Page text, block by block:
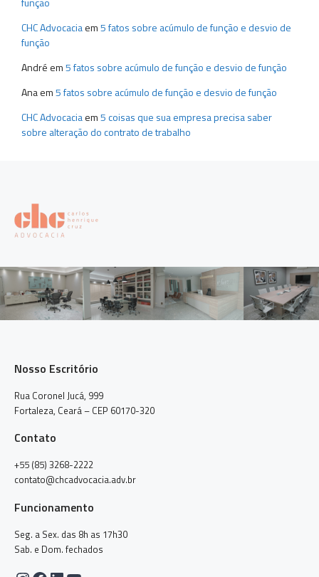
CHC Advocaciaem5 fatos sobre acúmulo de função e desvio de
função
André em5 fatos sobre acúmulo de função e desvio de função
Anaem5 fatos sobre acúmulo de função e desvio de função
CHC Advocaciaem5 coisas que sua empresa precisa saber
sobre alteração do contrato de trabalho
Nosso Escritório
Rua Coronel Jucá, 999
Fortaleza, Ceará – CEP 60170-320
Contato
+55 (85) 3268-2222
contato@chcadvocacia.adv.br
Funcionamento
Seg. a Sex. das 8h as 17h30
Sab. e Dom. fechados